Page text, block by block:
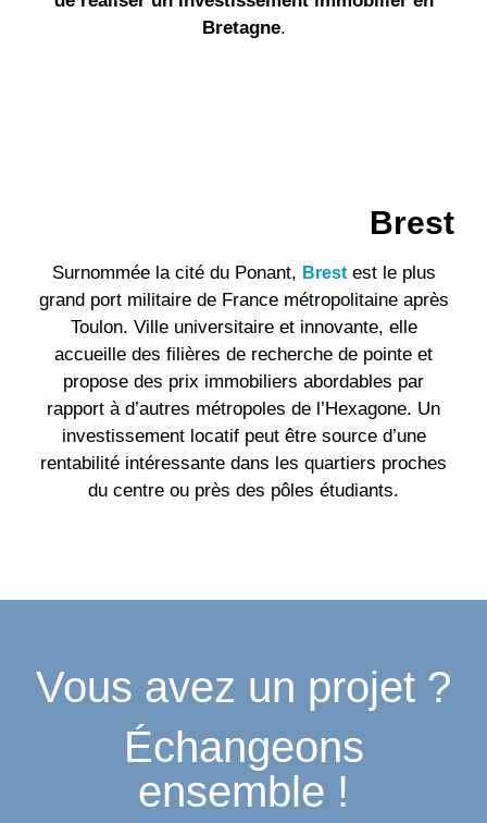
Bretagne.
Brest
Surnommée la cité du Ponant, Brestest le plus
grand port militaire de France métropolitaine après
Toulon. Ville universitaire et innovante, elle
accueille des filières de recherche de pointe et
propose des prix immobiliers abordables par
rapport à d’autres métropoles de l’Hexagone. Un
investissement locatif peut être source d’une
rentabilité intéressante dans les quartiers proches
du centre ou près des pôles étudiants.
Vous avez un projet ?
Échangeons
ensemble !